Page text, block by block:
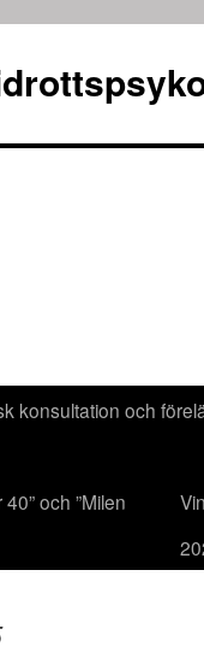
konsultation och
och ”Milen